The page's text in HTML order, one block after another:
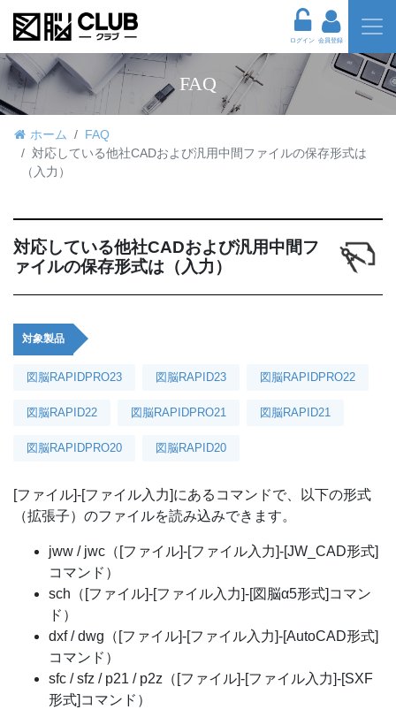
ログイン 会員登録
FAQ
ホーム
FAQ
対応している他社CADおよび汎用中間ファイルの保存形式は
（入力）
対応している他社CADおよび汎用中間フ
ァイルの保存形式は（入力）
対象製品
図脳RAPIDPRO23 図脳RAPID23 図脳RAPIDPRO22
図脳RAPID22 図脳RAPIDPRO21 図脳RAPID21
図脳RAPIDPRO20 図脳RAPID20
[ファイル]-[ファイル入力]にあるコマンドで、以下の形式
（拡張子）のファイルを読み込みできます。
jww / jwc（[ファイル]-[ファイル入力]-[JW_CAD形式]
コマンド）
sch（[ファイル]-[ファイル入力]-[図脳α5形式]コマン
ド）
dxf / dwg（[ファイル]-[ファイル入力]-[AutoCAD形式]
コマンド）
sfc / sfz / p21 / p2z（[ファイル]-[ファイル入力]-[SXF
形式]コマンド）